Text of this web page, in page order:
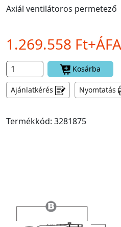
Axiál ventilátoros permetező
1.269.558 Ft+ÁFA
Kosárba
Ajánlatkérés Nyomtatás
Termékkód: 3281875